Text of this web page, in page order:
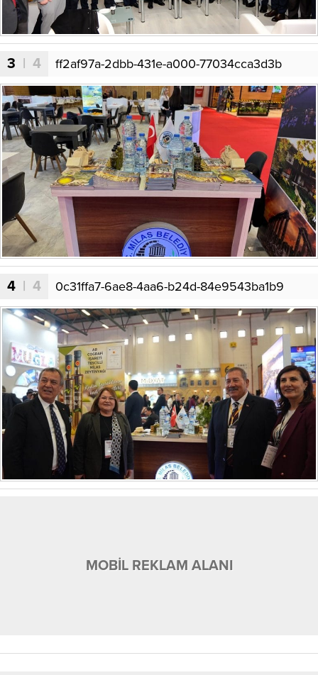
3 | 4 ff2af97a-2dbb-431e-a000-77034cca3d3b
4 | 4 0c31ffa7-6ae8-4aa6-b24d-84e9543ba1b9
MOBİL REKLAM ALANI